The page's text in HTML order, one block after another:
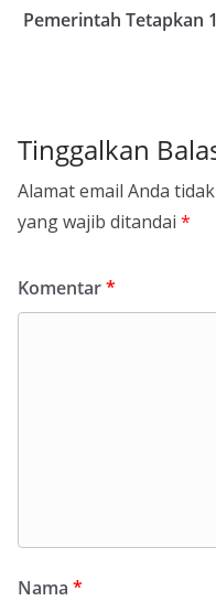
Pemerintah Tetapkan
Tinggalkan
Alamat email Anda
yang wajib ditandai *
Komentar*
Nama *